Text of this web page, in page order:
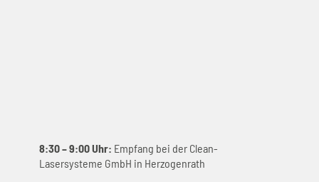
8:30 – 9:00 Uhr: Empfang bei der Clean-
Lasersysteme GmbH in Herzogenrath